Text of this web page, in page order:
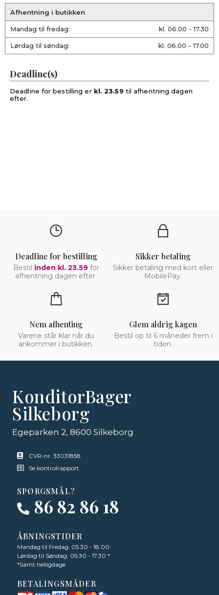
Afhentning i butikken
Mandag til fredag: kl. 06.00 - 17.30
Lørdag til søndag: kl. 06.00 - 17.00
Deadline(s)
Deadline for bestilling er kl. 23.59 til afhentning dagen
efter.
Deadline for bestilling
Bestil inden kl. 23.59 for
afhentning dagen efter.
Sikker betaling
Sikker betaling med kort eller
MobilePay.
Nem afhenting
Varene står klar når du
ankommer i butikken.
Glem aldrig kagen
Bestil op til 6 måneder frem i
tiden.
KonditorBager
Silkeborg
Egeparken 2, 8600 Silkeborg
CVR-nr. 33031858
Se kontrolrapport
SPØRGSMÅL?
86 82 86 18
ÅBNINGSTIDER
Mandag til Fredag: 05.30 - 18.00
Lørdag til Søndag: 05.30 - 17.30 *
*Samt helligdage
BETALINGSMÅDER